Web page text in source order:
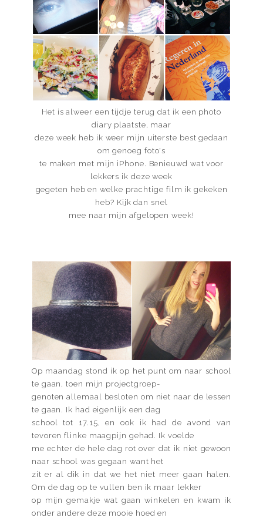
Het is alweer een tijdje terug dat ik een photo
diary plaatste, maar
deze week heb ik weer mijn uiterste best gedaan
om genoeg foto's
te maken met mijn iPhone. Benieuwd wat voor
lekkers ik deze week
gegeten heb en welke prachtige film ik gekeken
heb? Kijk dan snel
mee naar mijn afgelopen week!
Op maandag stond ik op het punt om naar school
te gaan, toen mijn projectgroep-
genoten allemaal besloten om niet naar de lessen
te gaan. Ik had eigenlijk een dag
school tot 17.15, en ook ik had de avond van
tevoren flinke maagpijn gehad. Ik voelde
me echter de hele dag rot over dat ik niet gewoon
naar school was gegaan want het
zit er al dik in dat we het niet meer gaan halen.
Om de dag op te vullen ben ik maar lekker
op mijn gemakje wat gaan winkelen en kwam ik
onder andere deze mooie hoed en